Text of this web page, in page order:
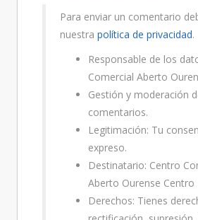
Para enviar un comentario
nuestra política de privacidad.
Responsable de los
Comercial Aberto
Gestión y moderación
comentarios.
Legitimación: Tu
expreso.
Destinatario: Centro
Aberto Ourense Centro
Derechos: Tienes